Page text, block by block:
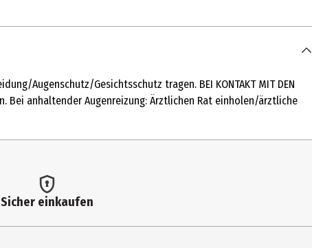
Augenschutz/Gesichtsschutz tragen. BEI KONTAKT MIT DEN
Bei anhaltender Augenreizung: Ärztlichen Rat einholen/ärztliche
Sicher einkaufen